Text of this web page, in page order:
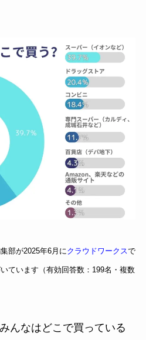
部が2025年6月にクラウドワークスで
ています（有効回答数：199名・複数
んなはどこで買っている